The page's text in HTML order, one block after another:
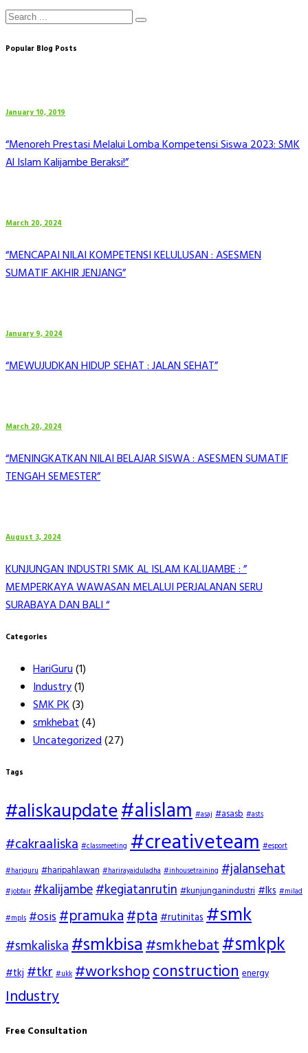
Popular Blog Posts
January 10, 2019
“Menoreh Prestasi Melalui Lomba Kompetensi Siswa 2023: SMK
Al Islam Kalijambe Beraksi!”
March 20, 2024
“MENCAPAI NILAI KOMPETENSI KELULUSAN : ASESMEN
SUMATIF AKHIR JENJANG”
January 9, 2024
“MEWUJUDKAN HIDUP SEHAT : JALAN SEHAT”
March 20, 2024
“MENINGKATKAN NILAI BELAJAR SISWA : ASESMEN SUMATIF
TENGAH SEMESTER”
August 3, 2024
KUNJUNGAN INDUSTRI SMK AL ISLAM KALIJAMBE : ”
MEMPERKAYA WAWASAN MELALUI PERJALANAN SERU
SURABAYA DAN BALI “
Categories
HariGuru(1)
Industry(1)
SMK PK(3)
smkhebat(4)
Uncategorized(27)
Tags
#aliskaupdate#alislam #asaj #asasb #asts
#cakraaliska #classmeeting #creativeteam #esport
#hariguru #haripahlawan #harirayaiduladha #inhousetraining #jalansehat
#jobfair #kalijambe#kegiatanrutin#kunjunganindustri#lks #milad
#mpls #osis#pramuka#pta#rutinitas#smk
#smkaliska#smkbisa#smkhebat#smkpk
#tkj #tkr #ukk #workshopconstructionenergy
Industry
Free Consultation